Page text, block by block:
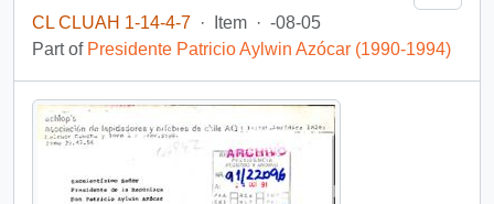
CL CLUAH 1-14-4-7 · Item · -08-05
Part of Presidente Patricio Aylwin Azócar (1990-1994)